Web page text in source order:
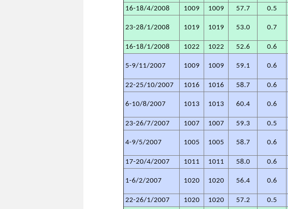
16-18/4/2008 1009 1009 57.7 0.5
23-28/1/2008 1019 1019 53.0 0.7
16-18/1/2008 1022 1022 52.6 0.6
5-9/11/2007 1009 1009 59.1 0.6
22-25/10/2007 1016 1016 58.7 0.6
6-10/8/2007 1013 1013 60.4 0.6
23-26/7/2007 1007 1007 59.3 0.5
4-9/5/2007 1005 1005 58.7 0.6
17-20/4/2007 1011 1011 58.0 0.6
1-6/2/2007 1020 1020 56.4 0.6
22-26/1/2007 1020 1020 57.2 0.5